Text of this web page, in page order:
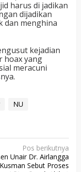
harus di jadikan
dijadikan
dan menghina
kejadian
hoax yang
meracuni
NU
Pos berikutnya
Unair Dr. Airlangga
Sebut Proses